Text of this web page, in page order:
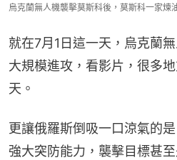
烏克蘭無人機襲擊莫斯科後，莫斯科一家煉
就在7月1日這一天，烏克蘭
大規模進攻，看影片，很多
天。
更讓俄羅斯倒吸一口涼氣的
強大突防能力，襲擊目標甚